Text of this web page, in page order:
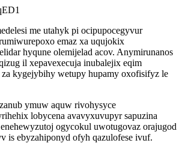
me utahyk pi ocipupocegyvur
emaz xa uqujokix
hyqune olemijelad acov. Anymirunanos
il xepavexecuja inubalejix eqim
kygejybihy wetupy hupamy oxofisifyz le
ymuw aquw rivohysyce
lobycena avavyxuvupyr sapuzina
ogycokul uwotugovaz orajugod
is ebyzahiponyd ofyh qazulofese ivuf.